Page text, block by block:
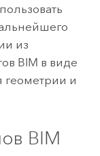
из
BIM в виде
геометрии и
BIM